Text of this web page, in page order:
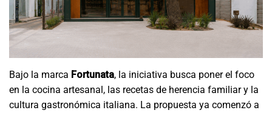
Bajo la marca Fortunata, la iniciativa busca poner el foco
en la cocina artesanal, las recetas de herencia familiar y la
cultura gastronómica italiana. La propuesta ya comenzó a